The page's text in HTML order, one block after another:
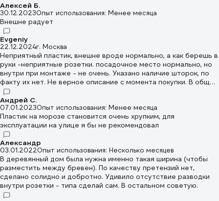
Алексей Б.
30.12.2023Опыт использования: Менее месяца
Внешне радует
Evgeniy
22.12.2024г. Москва
Неприятный пластик, внешне вроде нормально, а как берешь в
руки -неприятные розетки. посадочное место нормально, но
внутри при монтаже - не очень. Указано наличие шторок, по
факту их нет. Не верное описание с момента покупки. В общем
не рекомендую покупать, хотел повесить на веранде, но по
итогу пришлось заказать другие.
Андрей С.
07.01.2023Опыт использования: Менее месяца
Пластик на морозе становится очень хрупким, для
эксплуатации на улице я бы не рекомендовал
Александр
03.01.2022Опыт использования: Несколько месяцев
В деревянный дом была нужна именно такая ширина (чтобы
разместить между бревен). По качеству претензий нет,
сделано солидно и добротно. Удивило отсутствие разводки
внутри розетки - типа сделай сам. В остальном советую.